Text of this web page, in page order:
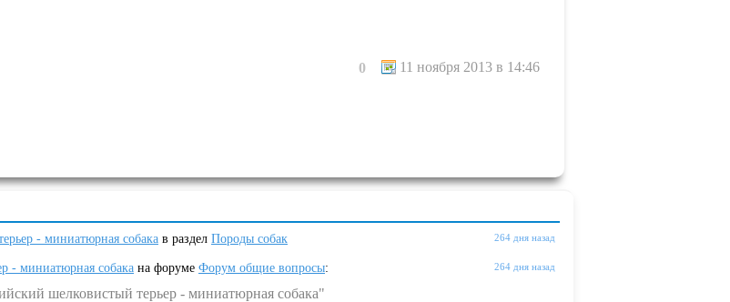
11 ноября 2013 в 14:46
0
264 дня назад
- миниатюрная собака в раздел Породы собак
264 дня назад
- миниатюрная собака на форуме Форум общие вопросы:
шелковистый терьер - миниатюрная собака"